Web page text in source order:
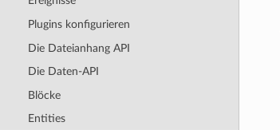
Plugins konfigurieren
Die Dateianhang API
Die Daten-API
Blöcke
Entities